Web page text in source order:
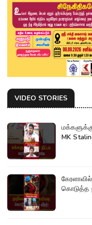
VIDEO STORIES
மக்களுக்கு
MK
கொடுத்த